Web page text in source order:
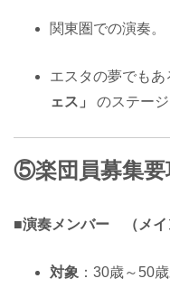
関東圏での演奏。
エスタの夢でもあ
ェス」
のステー
⑤楽団員募集要
■演奏メンバー （メイ
対象 ：30歳～50